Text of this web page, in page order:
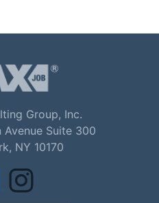
Group, Inc.
Suite 300
NY 10170